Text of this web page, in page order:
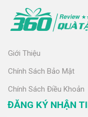
Giới Thiệu
Chính Sách Bảo Mật
Chính Sách Điều Khoản
ĐĂNG KÝ NHẬN